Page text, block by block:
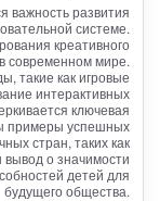
важность развития
системе.
креативного
современном мире.
такие как игровые
интерактивных
ключевая
примеры успешных
стран, таких как
о значимости
детей для
будущего общества.